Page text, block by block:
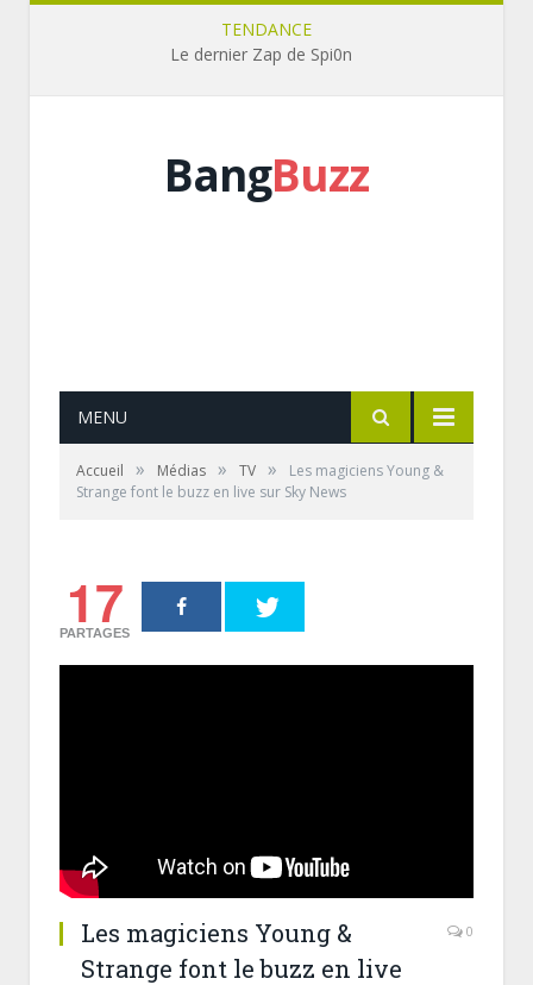
TENDANCE
Le dernier Zap de Spi0n
BangBuzz
MENU
Accueil » Médias » TV »
Les magiciens Young &
Strange font le buzz en live sur Sky News
17
PARTAGES
Les magiciens Young &
Strange font le buzz en live
0